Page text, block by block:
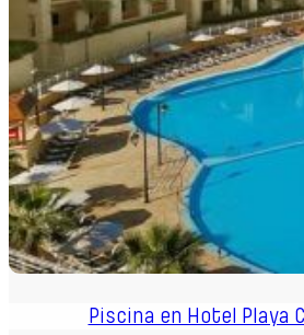
Piscina en Hotel Playa